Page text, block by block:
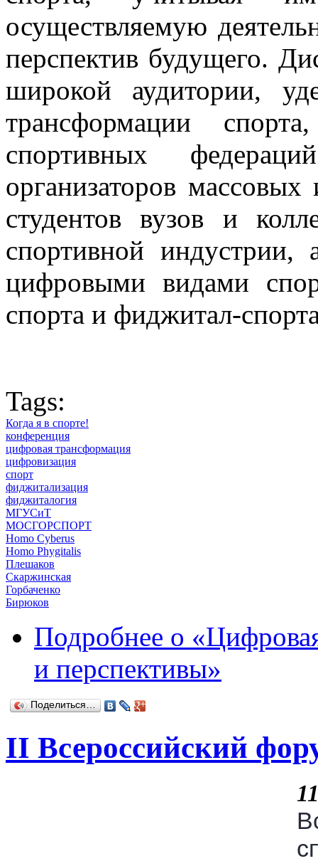
осуществляемую
перспектив будущего.
широкой аудитории,
трансформации
спортивных
организаторов
студентов вузов и
спортивной индустрии,
цифровыми видами
спорта и фиджитал-
Tags:
Когда я в спорте!
конференция
цифровая трансформация
цифровизация
спорт
фиджитализация
фиджиталогия
МГУСиТ
МОСГОРСПОРТ
Homo Cyberus
Homo Phygitalis
Плешаков
Скаржинская
Горбаченко
Бирюков
Подробнее о
и перспективы»
Поделиться…
II Всероссийский